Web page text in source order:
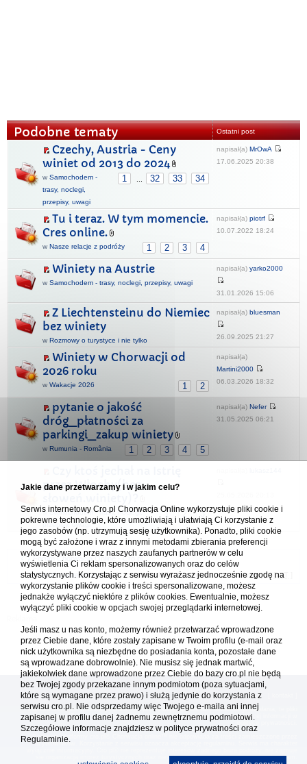
Podobne tematy Ostatni post
Czechy, Austria - Ceny
winiet od 2013 do 2024
1 32 33 34
w Samochodem -
trasy, noclegi,
przepisy, uwagi
napisał(a) MrOwA
17.06.2025 20:38
Tu i teraz. W tym momencie.
Cres online.
1 2 3 4
w Nasze relacje z podróży
napisał(a) piotrf
10.07.2022 18:24
Winiety na Austrie
w Samochodem - trasy, noclegi, przepisy, uwagi
napisał(a) yarko2000
31.01.2026 15:06
Z Liechtensteinu do Niemiec
bez winiety
w Rozmowy o turystyce i nie tylko
napisał(a) bluesman
26.09.2025 21:27
Winiety w Chorwacji od
2026 roku
1 2
w Wakacje 2026
napisał(a)
Martini2000
06.03.2026 18:32
pytanie o jakość
dróg_płatności za
parkingi_zakup winiety
1 2 3 4 5
w Rumunia - România
napisał(a) Nefer
31.05.2025 06:21
przez Włochy(bez
1 2 3
wSamochodem - trasy, noclegi,
przepisy, uwagi
Forum Chorwacja Online - Cro.pl
Usuń ciasteczka• Strefa czasowa: UTC + 1 (Polska - czas zimowy) [ DST
[reklama ] [
Platforma cro.pl© Chorwacja online™ wykorzystuje cookies do prawidłowego działania, te pliki
gromadzą na Twoim komputerze dane ułatwiające korzystanie z serwisu; więcej informacji w
Redakcja platformy cro.pl© Chorwacja online™ nie odpowiada za treści zamieszczone przez
użytkowników. Korzystanie z serwisu oznacza akceptację regulaminu. Serwis ma charakter
się organizacją imprez turystycznych oraz nie odpowiada za treść zamieszczonych reklam.
Jakie dane przetwarzamy i w jakim celu?
Serwis internetowy Cro.pl Chorwacja Online wykorzystuje pliki cookie i
pokrewne technologie, które umożliwiają i ułatwiają Ci korzystanie z
jego zasobów (np. utrzymują sesję użytkownika). Ponadto, pliki cookie
mogą być założone i wraz z innymi metodami zbierania preferencji
wykorzystywane przez naszych zaufanych partnerów w celu
wyświetlenia Ci reklam spersonalizowanych oraz do celów
statystycznych. Korzystając z serwisu wyrażasz jednocześnie zgodę na
wykorzystanie plików cookie i treści spersonalizowane, możesz
jednakże wyłączyć niektóre z plików cookies. Ewentualnie, możesz
wyłączyć pliki cookie w opcjach swojej przeglądarki internetowej.
Jeśli masz u nas konto, możemy również przetwarzać wprowadzone
przez Ciebie dane, które zostały zapisane w Twoim profilu (e-mail oraz
nick użytkownika są niezbędne do posiadania konta, pozostałe dane
są wprowadzane dobrowolnie). Nie musisz się jednak martwić,
jakiekolwiek dane wprowadzone przez Ciebie do bazy cro.pl nie będą
bez Twojej zgody przekazane innym podmiotom (poza sytuacjami,
które są wymagane przez prawo) i służą jedynie do korzystania z
serwisu cro.pl. Nie odsprzedamy więc Twojego e-maila ani innej
zapisanej w profilu danej żadnemu zewnętrznemu podmiotowi.
Szczegółowe informacje znajdziesz w polityce prywatności oraz
Regulaminie.